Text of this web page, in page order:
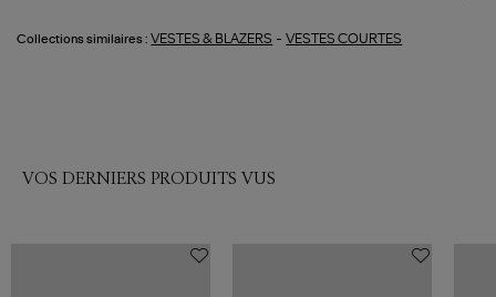
Collections similaires : VESTES & BLAZERS -VESTES COURTES
VOS DERNIERS PRODUITS VUS